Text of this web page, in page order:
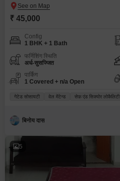
₹ 45,000
Config
1 BHK + 1 Bath
फर्निशिंग स्थिति
अर्ध-सुसज्जित
पार्किंग
1 Covered + n/a Open
गेटेड सोसायटी वेल मेंटेन्ड सेफ़ एंड सिक्योर लोकैलिटी
बिनोय दास
5